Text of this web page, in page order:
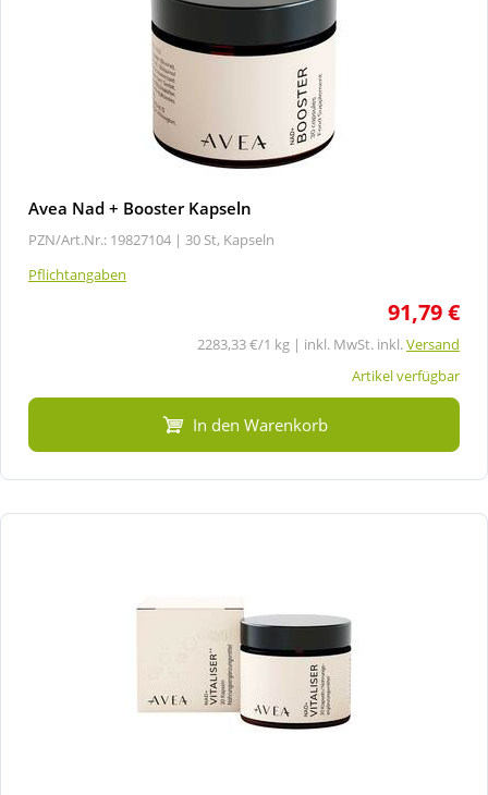
Avea Nad + Booster Kapseln
PZN/Art.Nr.: 19827104 | 30 St, Kapseln
Pflichtangaben
91,79 €
2283,33 €/1 kg | inkl. MwSt. inkl.Versand
Artikel verfügbar
In den Warenkorb